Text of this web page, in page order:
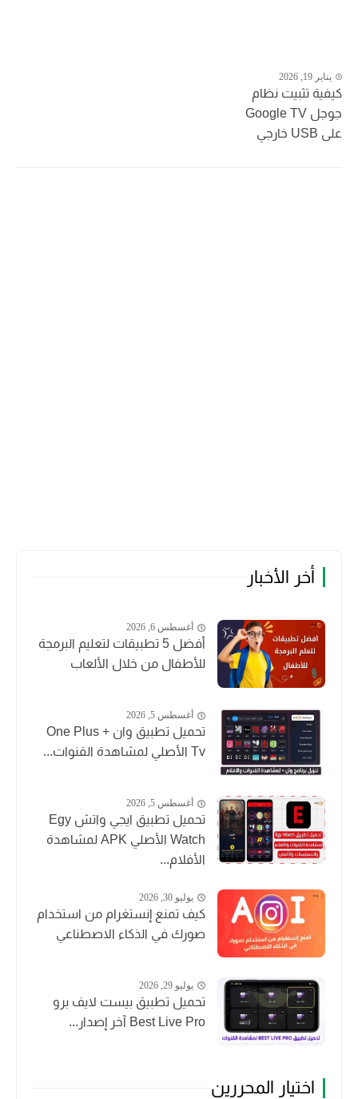
يناير 19, 2026
كيفية تثبيت نظام
جوجل Google TV
على USB خارجي
أخر الأخبار
أغسطس 6, 2026
أفضل 5 تطبيقات لتعليم البرمجة
للأطفال من خلال الألعاب
أغسطس 5, 2026
تحميل تطبيق وان + One Plus
Tv الأصلي لمشاهدة القنوات...
أغسطس 5, 2026
تحميل تطبيق ايجي واتش Egy
Watch الأصلي APK لمشاهدة
الأفلام...
يوليو 30, 2026
كيف تمنع إنستغرام من استخدام
صورك في الذكاء الاصطناعي
يوليو 29, 2026
تحميل تطبيق بيست لايف برو
Best Live Pro آخر إصدار...
اختيار المحررين